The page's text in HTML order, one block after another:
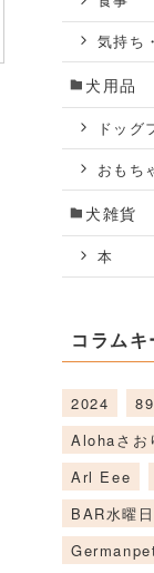
気持ち
犬用品
ドッグ
おもち
犬雑貨
本
コラム
2024
Alohaさお
Arl Eee
BAR水曜日